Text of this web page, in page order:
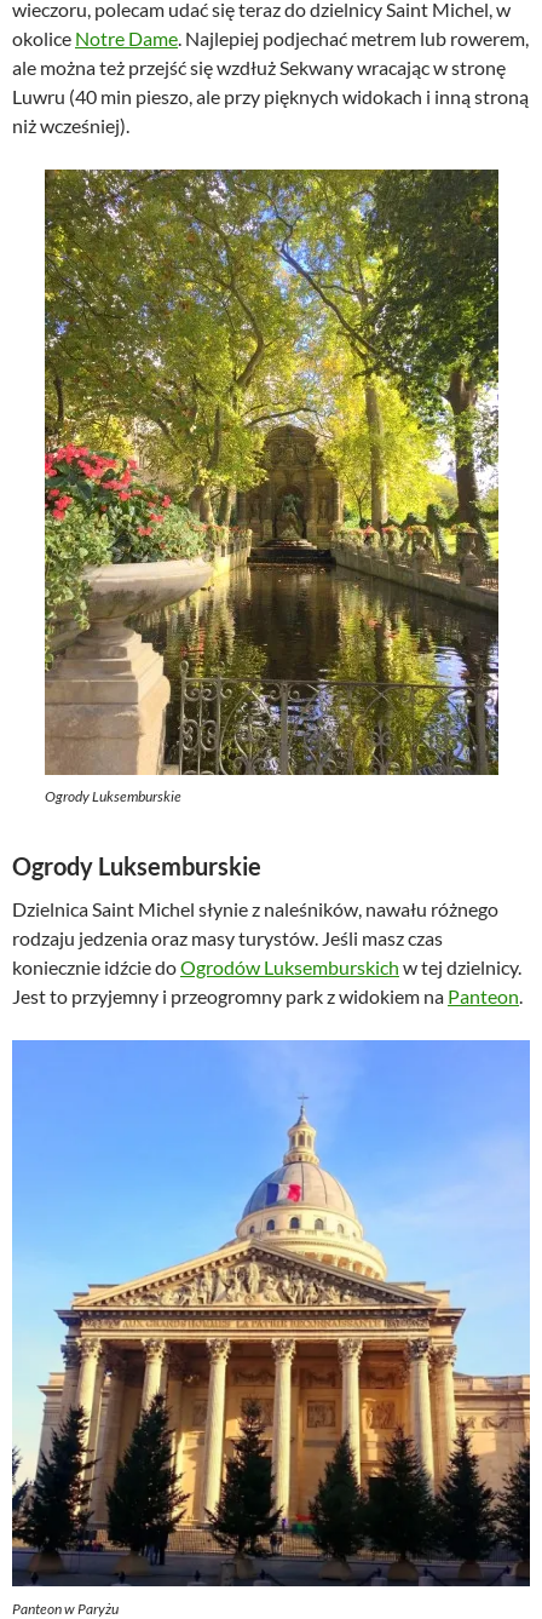
wieczoru, polecam udać się teraz do dzielnicy Saint Michel, w
okolice Notre Dame . Najlepiej podjechać metrem lub rowerem,
ale można też przejść się wzdłuż Sekwany wracając w stronę
Luwru (40 min pieszo, ale przy pięknych widokach i inną stroną
niż wcześniej).
Ogrody Luksemburskie
Ogrody Luksemburskie
Dzielnica Saint Michel słynie z naleśników, nawału różnego
rodzaju jedzenia oraz masy turystów. Jeśli masz czas
koniecznie idźcie doOgrodów Luksemburskich w tej dzielnicy.
Jest to przyjemny i przeogromny park z widokiem na Panteon
Panteon w Paryżu